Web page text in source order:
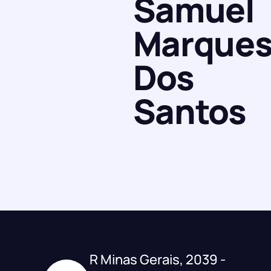
Dos
Santos
R Minas Gerais, 2039 -